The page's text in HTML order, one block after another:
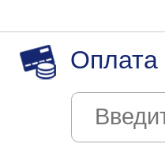
Оплата